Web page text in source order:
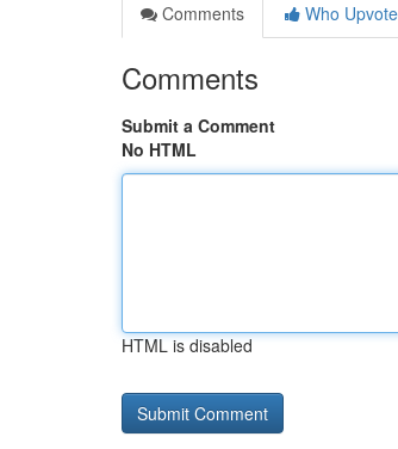
Comments
Who
Comments
Submit a Comment
No HTML
HTML is disabled